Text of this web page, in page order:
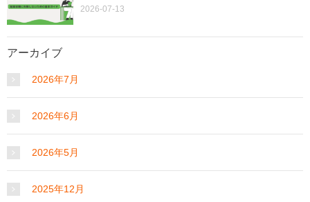
2026-07-13
アーカイブ
2026年7月
2026年6月
2026年5月
2025年12月